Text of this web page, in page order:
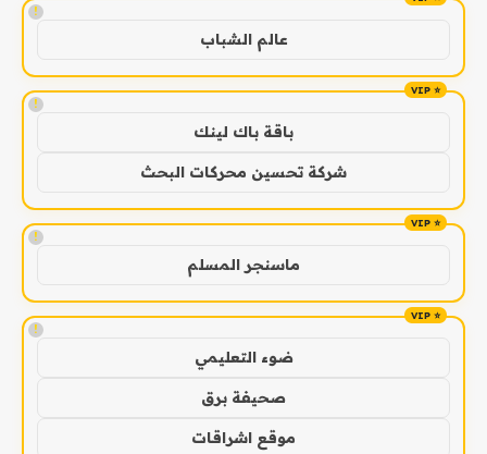
!
عالم الشباب
!
باقة باك لينك
شركة تحسين محركات البحث
!
ماسنجر المسلم
!
ضوء التعليمي
صحيفة برق
موقع اشراقات